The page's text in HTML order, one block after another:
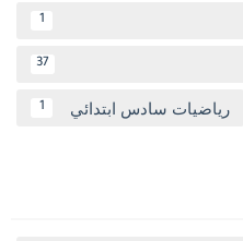
1
37
رياضيات سادس ابتدائي 1